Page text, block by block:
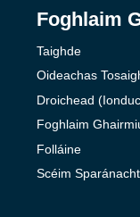
Foghlaim
Taighde
Oideachas
Droichead
Foghlaim
Folláine
Scéim